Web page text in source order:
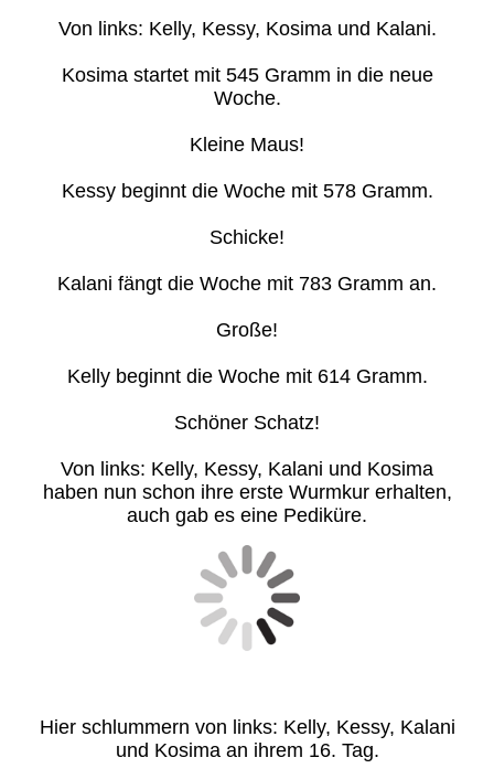
Von links: Kelly, Kessy, Kosima und Kalani.
Kosima startet mit 545 Gramm in die neue
Woche.
Kleine Maus!
Kessy beginnt die Woche mit 578 Gramm.
Schicke!
Kalani fängt die Woche mit 783 Gramm an.
Große!
Kelly beginnt die Woche mit 614 Gramm.
Schöner Schatz!
Von links: Kelly, Kessy, Kalani und Kosima
haben nun schon ihre erste Wurmkur erhalten,
auch gab es eine Pediküre.
Hier schlummern von links: Kelly, Kessy, Kalani
und Kosima an ihrem 16. Tag.